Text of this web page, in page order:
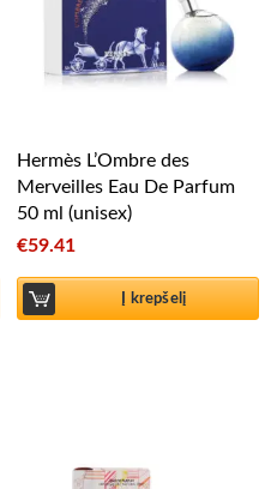
Hermès L’Ombre des
Merveilles Eau De Parfum
50 ml (unisex)
€59.41
Į krepšelį